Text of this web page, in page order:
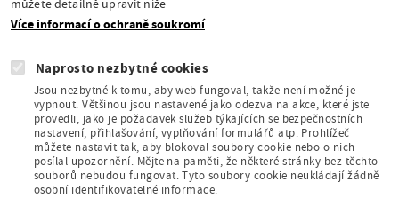
komise pro UNESCO
Člen Asociace
muzeí a galerií
České
republiky
můžete detailně upravit níže
Více informací o ochraně soukromí
Naprosto nezbytné cookies
Jsou nezbytné k tomu, aby web fungoval, takže není možné je
vypnout. Většinou jsou nastavené jako odezva na akce, které jste
provedli, jako je požadavek služeb týkajících se bezpečnostních
nastavení, přihlašování, vyplňování formulářů atp. Prohlížeč
můžete nastavit tak, aby blokoval soubory cookie nebo o nich
posílal upozornění. Mějte na paměti, že některé stránky bez těchto
souborů nebudou fungovat. Tyto soubory cookie neukládají žádně
osobní identifikovatelné informace.